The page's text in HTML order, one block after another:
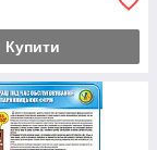
Купити